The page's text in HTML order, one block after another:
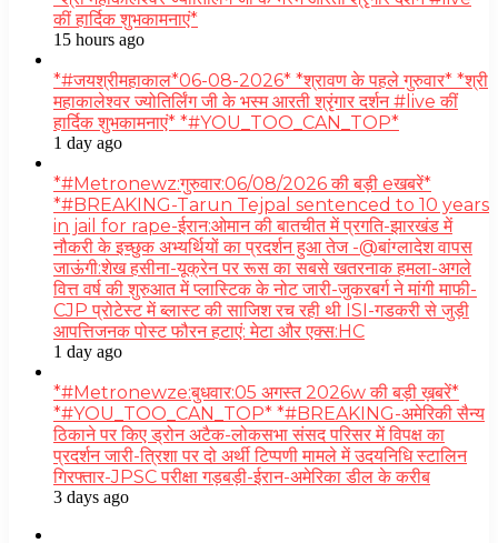
कीं हार्दिक शुभकामनाएं*
15 hours ago
*#जयश्रीमहाकाल*06-08-2026* *श्रावण के पहले गुरुवार* *श्री
महाकालेश्वर ज्योतिर्लिंग जी के भस्म आरती श्रृंगार दर्शन #live कीं
हार्दिक शुभकामनाएं* *#YOU_TOO_CAN_TOP*
1 day ago
*#Metronewz:गुरुवार:06/08/2026 की बड़ी eखबरें*
*#BREAKING-Tarun Tejpal sentenced to 10 years
in jail for rape-ईरान:ओमान की बातचीत में प्रगति-झारखंड में
नौकरी के इच्छुक अभ्यर्थियों का प्रदर्शन हुआ तेज -@बांग्लादेश वापस
जाऊंगी:शेख हसीना-यूक्रेन पर रूस का सबसे खतरनाक हमला-अगले
वित्त वर्ष की शुरुआत में प्लास्टिक के नोट जारी-जुकरबर्ग ने मांगी माफी-
CJP प्रोटेस्ट में ब्लास्ट की साजिश रच रही थी ISI-गडकरी से जुड़ी
आपत्तिजनक पोस्ट फौरन हटाएं: मेटा और एक्स:HC
1 day ago
*#Metronewze:बुधवार:05 अगस्त 2026w की बड़ी ख़बरें*
*#YOU_TOO_CAN_TOP* *#BREAKING-अमेरिकी सैन्य
ठिकाने पर किए ड्रोन अटैक-लोकसभा संसद परिसर में विपक्ष का
प्रदर्शन जारी-त्रिशा पर दो अर्थी टिप्पणी मामले में उदयनिधि स्टालिन
गिरफ्तार-JPSC परीक्षा गड़बड़ी-ईरान-अमेरिका डील के करीब
3 days ago